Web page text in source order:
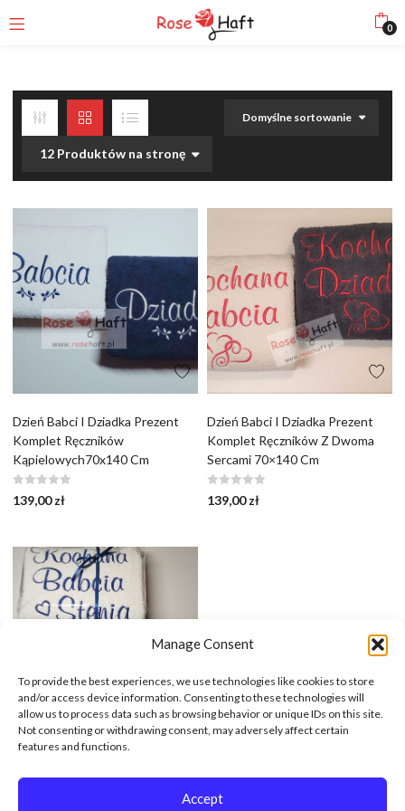
Manage Consent
To provide the best experiences, we use technologies like cookies to store
and/or access device information. Consenting to these technologies will
allow us to process data such as browsing behavior or unique IDs on this site.
Not consenting or withdrawing consent, may adversely affect certain
features and functions.
Accept
0
Domyślne sortowanie
12 Produktów na stronę
Dzień Babci I Dziadka Prezent
Komplet Ręczników
Kąpielowych70x140 Cm
139,00zł
Dzień Babci I Dziadka Prezent
Komplet Ręczników Z Dwoma
Sercami 70×140 Cm
139,00zł
Komplet Ręczników Z Haftem